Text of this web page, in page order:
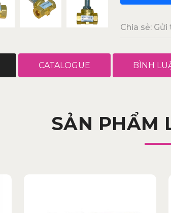
Chia sẻ:
CATALOGUE BÌNH
SẢN PHẨM